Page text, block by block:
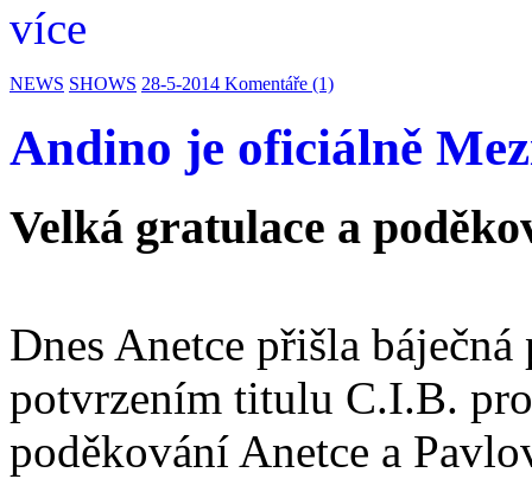
více
NEWS SHOWS 28-5-2014 Komentáře (1)
Andino je oficiálně
Velká gratulace a
Dnes Anetce přišla
potvrzením titulu C.I.B.
poděkování Anetce a